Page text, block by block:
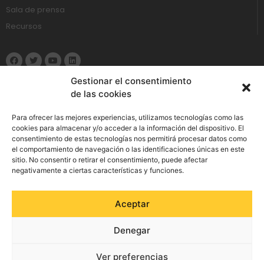
Gestionar el consentimiento
de las cookies
Para ofrecer las mejores experiencias, utilizamos tecnologías como las
cookies para almacenar y/o acceder a la información del dispositivo. El
consentimiento de estas tecnologías nos permitirá procesar datos como
el comportamiento de navegación o las identificaciones únicas en este
sitio. No consentir o retirar el consentimiento, puede afectar
negativamente a ciertas características y funciones.
Aceptar
Denegar
Ver preferencias
Contacta con nosotros
Sala de prensa
Recursos
Aviso Legal
Política de cookies
Política de Seguridad de la Información
Política integrada de gestión